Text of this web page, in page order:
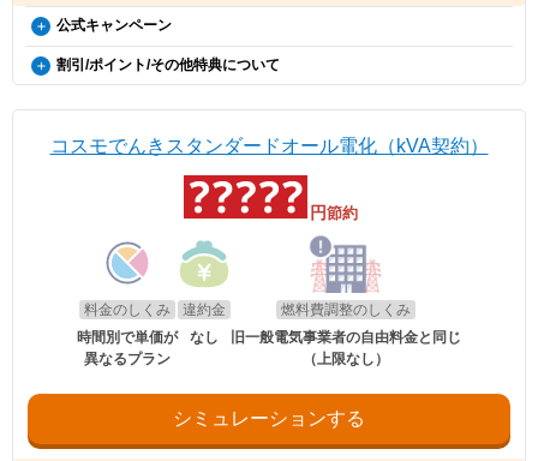
※コスモ石油マーケティング株式会社が不正なお申し込みと判断した場合、本特
典は適用となりません。
（ご登録のメールアドレスに誤りがあった場合、特典お受け取りの手続きがで
きませんのでご注意ください。）
り方法の登録をお願いいたします。
・特典お受け取りの有効期限は、エネチェンジからのご案内メール送信後90日以
※「@enechange.co.jp および @enechange.jp」からのメールが受信できるよ
う、あらかじめ設定をお願いいたします。
号：北海道財務局長第00002号）の「送金サービス」を利用しております。
以下のお客さまは特典の対象外です。
・エネチェンジのオンラインサービス経由以外から申し込みされた場合。
・既にコスモでんき（特典の対象プラン）をご契約中の場合。
・電気を使用開始した日から12カ月以内に契約を解約された場合。
・電気を使用開始した日から12カ月以内にお引越しされた場合。
・電気を使用開始した日から12カ月以内に特典対象外のプランに契約を変更され
た場合。
・特典のご案内メールに記載されている有効期限内にお受取いただけなかった場
・電気料金の未払いがある場合。
・過去にコスモでんきとご契約されたことがある場合。
※お申込み内容に不足・不備等があり、特典実施期間内に不備等が解消されない
お申し込み時の注意事項
※証明書類は現在所有している事を示すご契約者様名義の期間内「車検
証」または「契約書」のコピーとなります。
※同一住所にて同居されているご家族様であれば、車検証名義とでんき
※エネチェンジの節約額には上記割引額は含まれておりません。
コスモでんき×エネチェンジ キャッシュバック特典（12カ
月間の電気料金支払い額がキャッシュバック金額を超える
方限定）
エネチェンジのオンラインサービス経由で「コスモ
でんき」に申し込んだ方に、キャッシュバックを行
以下の条件をすべて満たしたお客さまが、コスモ石油マーケティング株式会社が
提供する「コスモでんき×エネチェンジ キャッシュバック特典」(以下、「本特
典」とします)の対象となります。
・特典実施期間中に対象プランをエネチェンジのオンラインサービス経由でお申
し込みいただくこと。
・お申し込みから3カ月以内にコスモでんきの供給を開始していること。
・お申し込み時にメールアドレスが入力されていること。
・電気の使用開始日から12カ月間の電気料金支払い額がキャッシュバック金額を
・電気料金の未払いがないこと。
公式キャンペーン
グリーン割引
毎月の電気料金の1%割引！
電気・ガス料金支援
政府の「電気・ガス料金支援」の一環として、2026年8月分（7月使用
分）および2026年10月分（9月使用分）は一律3.5円/kWh、2026年9月
分（8月使用分）については一律4.5円/kWhを毎月の電気料金から値引
適用条件
ご利用中のすべての方が対象となり、別途お申し込みは不要です。
・2026年8月分〜2026年10月分の料金に適用されます。
・エネチェンジでは、割引額を一律で診断結果に反映しています。
割引/ポイント/その他特典について
きを新規ご契約いただくと、月々の電気料金が、スタンダード・グリー
ンは500円割引、ポイントプラス・セレクトはdポイント500ポイント割
引になります。（※）EV車両の対象には、EV/PHV/FCV含みます。
・コスモでんきを新規ご契約の方。
・2020年12月21日以降にEV・PHEV・FCVを新車新規登録または
新車新規検査届出されていること。中古車も適用対象となります。
・対象車両1台につき、コスモでんき1契約までの適用。
・EV特別割は、月間使用量が500kWhを超えた月に適用。
※手続き方法
さまセンター（0120-530-155）へご連絡いただくようお願い申し
だいたことと、お申込み日付を電話口でお伝えください。
コスモでんきスタンダードオール電化（kVA契約）
円節約
料金のしくみ
時間別で単価が
異なるプラン
違約金
なし
燃料費調整のしくみ
旧一般電気事業者の自由料金と同じ
（上限なし）
シミュレーションする